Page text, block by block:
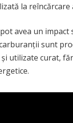
la
pot avea un impact
sunt
curat,